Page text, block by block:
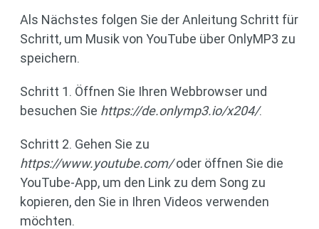
Als Nächstes folgen Sie der Anleitung Schritt für
Schritt, um Musik von YouTube über OnlyMP3 zu
speichern.
Schritt 1. Öffnen Sie Ihren Webbrowser und
besuchen Sie https://de.onlymp3.io/x204/.
Schritt 2. Gehen Sie zu
https://www.youtube.com/oder öffnen Sie die
YouTube-App, um den Link zu dem Song zu
kopieren, den Sie in Ihren Videos verwenden
möchten.